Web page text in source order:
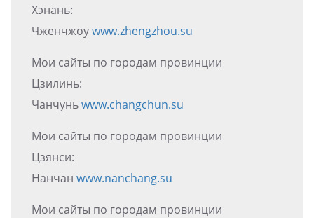
Хэнань:
Чженчжоуwww.zhengzhou.su
Мои сайты по городам провинции
Цзилинь:
Чанчуньwww.changchun.su
Мои сайты по городам провинции
Цзянси:
Нанчан www.nanchang.su
Мои сайты по городам провинции